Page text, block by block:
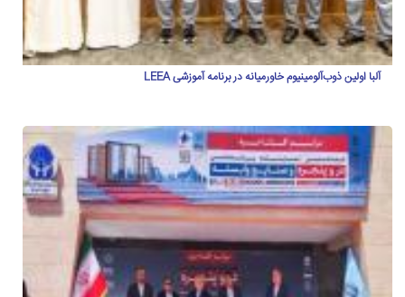
آلبا اولین ذوب‌آلومینیوم خاورمیانه در برنامه آموزشی LEEA